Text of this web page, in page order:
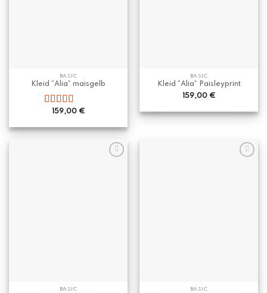
BASIC
Kleid “Alia” maisgelb
Bewertet
5
159,00 €
BASIC
Kleid “Alia” Paisleyprint
159,00 €
BASIC BASIC